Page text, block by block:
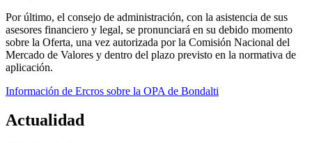
Por último, el consejo de administración, con la asistencia de sus
asesores financiero y legal, se pronunciará en su debido momento
sobre la Oferta, una vez autorizada por la Comisión Nacional del
Mercado de Valores y dentro del plazo previsto en la normativa de
aplicación.
Información de Ercros sobre la OPA de Bondalti
Actualidad